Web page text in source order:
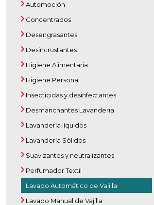
Automoción
Concentrados
Desengrasantes
Desincrustantes
Higiene Alimentaria
Higiene Personal
Insecticidas y desinfectantes
Desmanchantes Lavanderia
Lavandería líquidos
Lavandería Sólidos
Suavizantes y neutralizantes
Perfumador Textil
Lavado Automático de Vajilla
Lavado Manual de Vajilla